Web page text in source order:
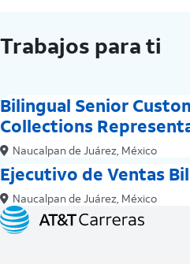
Trabajos para ti
Bilingual Senior
Collections
Naucalpan de Juárez, México
Ejecutivo de Ventas
Naucalpan de Juárez, México